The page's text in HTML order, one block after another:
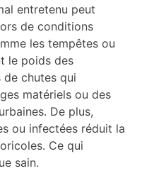
entretenu peut
de conditions
les tempêtes ou
le poids des
de chutes qui
matériels ou des
De plus,
ou infectées réduit la
Ce qui
sain.